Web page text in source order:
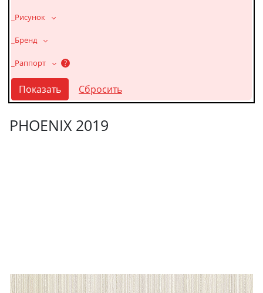
_Рисунок
_Бренд
_Раппорт ?
PHOENIX 2019